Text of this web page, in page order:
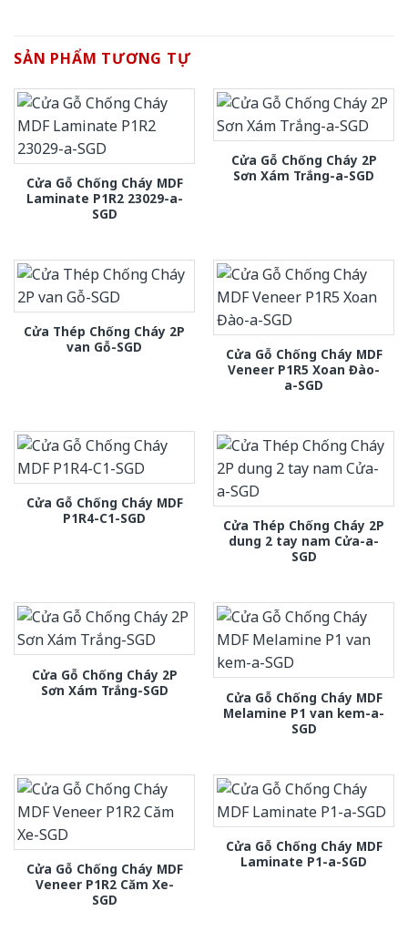
SẢN PHẨM TƯƠNG TỰ
Cửa Gỗ Chống Cháy MDF
Laminate P1R2 23029-a-
SGD
Cửa Gỗ Chống Cháy 2P
Sơn Xám Trắng-a-SGD
Cửa Thép Chống Cháy 2P
van Gỗ-SGD
Cửa Gỗ Chống Cháy MDF
Veneer P1R5 Xoan Đào-
a-SGD
Cửa Gỗ Chống Cháy MDF
P1R4-C1-SGD
Cửa Thép Chống Cháy 2P
dung 2 tay nam Cửa-a-
SGD
Cửa Gỗ Chống Cháy 2P
Sơn Xám Trắng-SGD
Cửa Gỗ Chống Cháy MDF
Melamine P1 van kem-a-
SGD
Cửa Gỗ Chống Cháy MDF
Veneer P1R2 Căm Xe-
SGD
Cửa Gỗ Chống Cháy MDF
Laminate P1-a-SGD